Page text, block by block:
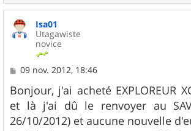
Isa01
Utagawiste
novice
M
s
s
a
g
e
09 nov. 2012, 18:46
Bonjour, j'ai acheté EXPLOREUR
et là j'ai dû le renvoyer au
26/10/2012) et aucune nouvelle